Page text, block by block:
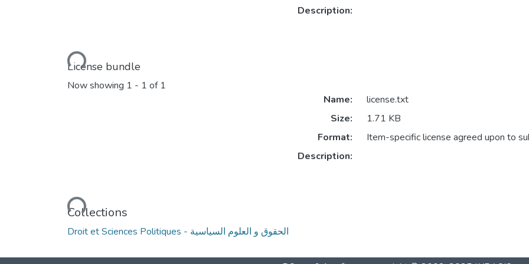
Loading...
Description:
License bundle
Now showing 1 - 1 of 1
Loading...
Name:
license.txt
Size:
1.71 KB
Format:
Item-specific license agreed upon to
Description:
Collections
Droit et Sciences Politiques - الحقوق و العلوم السياسية